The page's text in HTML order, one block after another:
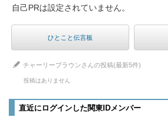
自己PRは設定されていません。
ひとこと伝言板
チャーリーブラウンさんの投稿(最新5件)
投稿はありません
直近にログインした関東IDメンバー